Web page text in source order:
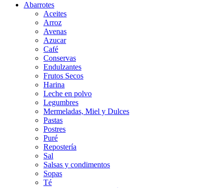
Abarrotes
Aceites
Arroz
Avenas
Azucar
Café
Conservas
Endulzantes
Frutos Secos
Harina
Leche en polvo
Legumbres
Mermeladas, Miel y Dulces
Pastas
Postres
Puré
Repostería
Sal
Salsas y condimentos
Sopas
Té